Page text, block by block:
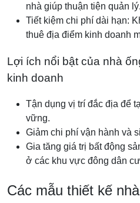
nhà giúp thuận tiện quản lý.
Tiết kiệm chi phí dài hạn:
thuê địa điểm kinh doanh
Lợi ích nổi bật của nhà
kinh doanh
Tận dụng vị trí đắc địa để
vững.
Giảm chi phí vận hành và
Gia tăng giá trị bất động
ở các khu vực đông dân
Các mẫu thiết kế